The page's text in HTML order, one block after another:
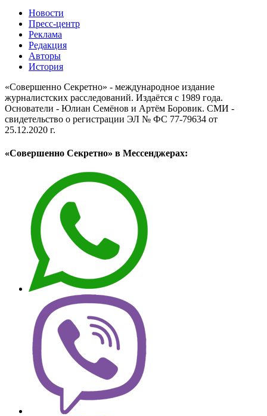
Новости
Пресс-центр
Реклама
Редакция
Авторы
История
«Совершенно Секретно» - международное издание
журналистских расследований. Издаётся с 1989 года.
Основатели - Юлиан Семёнов и Артём Боровик. CМИ -
свидетельство о регистрации ЭЛ № ФС 77-79634 от
25.12.2020 г.
«Совершенно Секретно» в Мессенджерах: